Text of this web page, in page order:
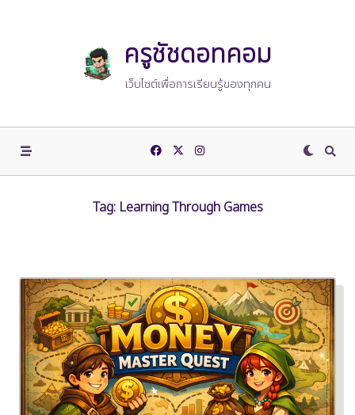
ครูชัชดอทคอม
เว็บไซต์เพื่อการเรียนรู้ของทุกคน
Tag: Learning Through Games